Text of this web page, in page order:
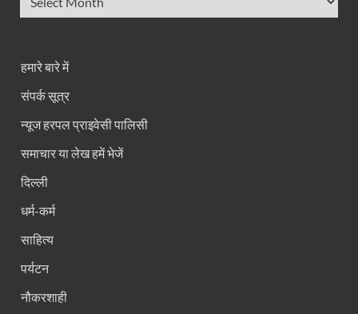
हमारे बारे में
संपर्क सूत्र
न्यूज हरपल प्राइवेसी पालिसी
समाचार या लेख हमें भेजें
दिल्ली
धर्म-कर्म
साहित्य
पर्यटन
नौकरशाही